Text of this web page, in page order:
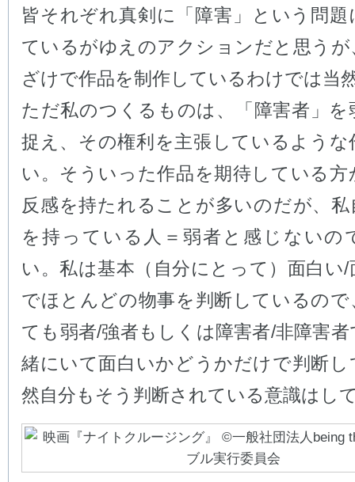
皆それぞれ真剣に「障害」という問題
ているがゆえのアクションだと思うが
ざけで作品を制作しているわけでは当
ただ私のつくるものは、「障害者」を
捉え、その権利を主張しているような
い。そういった作品を期待している方
反感を持たれることが多いのだが、私
を持っている人＝弱者と感じないの
い。私は基本（自分にとって）面白い
でほとんどの物事を判断しているので
ても弱者/強者もしくは障害者/非障害
緒にいて面白いかどうかだけで判断し
然自分もそう判断されている意識はし